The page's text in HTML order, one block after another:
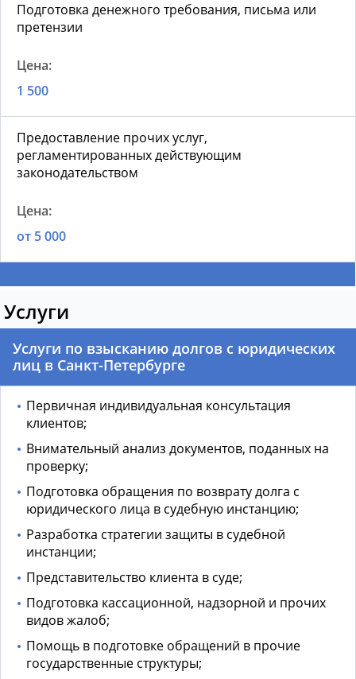
Подготовка денежного требования, письма или
претензии
1 500
Предоставление прочих услуг,
регламентированных действующим
законодательством
от 5 000
Услуги
Услуги по взысканию долгов с юридических
лиц в Санкт-Петербурге
Первичная индивидуальная консультация
клиентов;
Внимательный анализ документов, поданных на
проверку;
Подготовка обращения по возврату долга с
юридического лица в судебную инстанцию;
Разработка стратегии защиты в судебной
инстанции;
Представительство клиента в суде;
Подготовка кассационной, надзорной и прочих
видов жалоб;
Помощь в подготовке обращений в прочие
государственные структуры;